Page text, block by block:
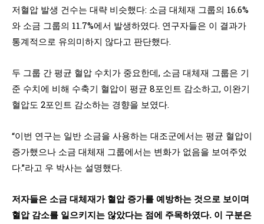
저혈압 발생 건수는 대략 비슷했다: 소금 대체재 그룹의 16.6%
와 소금 그룹의 11.7%에서 발생하였다. 연구자들은 이 결과가
통계적으로 유의미하지 않다고 판단했다.
두 그룹 간 평균 혈압 수치가 중요한데, 소금 대체재 그룹은 기
준 수치에 비해 수축기 혈압이 평균 8포인트 감소하고, 이완기
혈압도 2포인트 감소하는 경향을 보였다.
“이번 연구는 일반 소금을 사용하는 대조군에서는 평균 혈압이
증가했으나 소금 대체재 그룹에서는 변화가 없음을 보여주었
다.”라고 우 박사는 설명했다.
저자들은 소금 대체재가 혈압 증가를 예방하는 것으로 보이며
혈압 감소를 일으키지는 않았다는 점에 주목하였다. 이 구분은